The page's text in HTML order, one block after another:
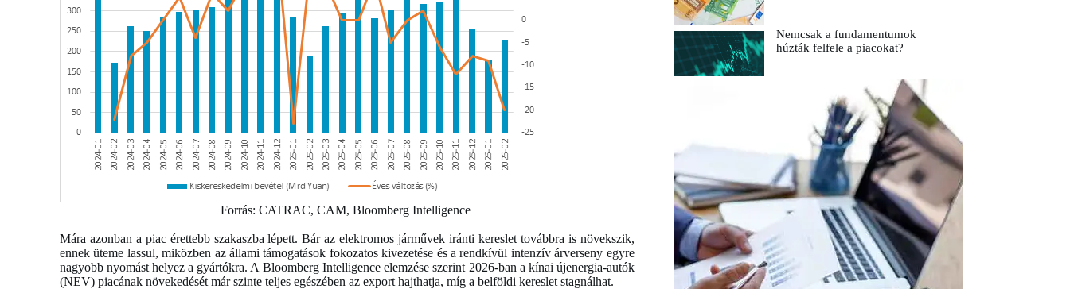
Forrás: CATRAC, CAM, Bloomberg Intelligence
Mára azonban a piac érettebb szakaszba lépett. Bár az elektromos járművek iránti kereslet továbbra is növekszik,
ennek üteme lassul, miközben az állami támogatások fokozatos kivezetése és a rendkívül intenzív árverseny egyre
nagyobb nyomást helyez a gyártókra. A Bloomberg Intelligence elemzése szerint 2026-ban a kínai újenergia-autók
(NEV) piacának növekedését már szinte teljes egészében az export hajthatja, míg a belföldi kereslet stagnálhat.
Nemcsak a fundamentumok
húzták felfele a piacokat?